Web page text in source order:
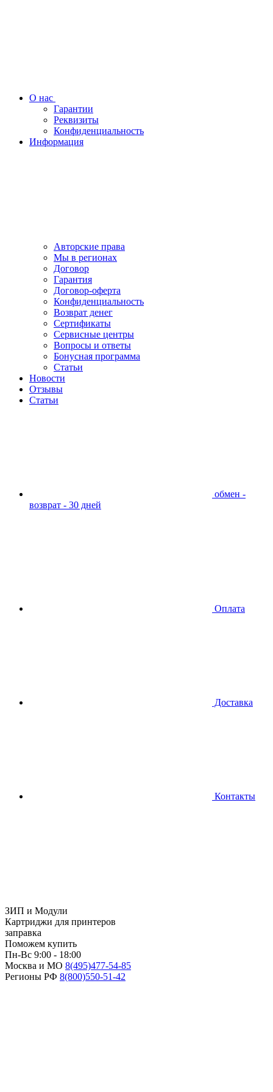
О нас
Гарантии
Реквизиты
Конфиденциальность
Информация
Авторские права
Мы в регионах
Договор
Гарантия
Договор-оферта
Конфиденциальность
Возврат денег
Сертификаты
Сервисные центры
Вопросы и ответы
Бонусная программа
Статьи
Новости
Отзывы
Статьи
обмен -
возврат - 30 дней
Оплата
Доставка
Контакты
ЗИП и Модули
Картриджи для принтеров
заправка
Поможем купить
Пн-Вс 9:00 - 18:00
Москва и МО 8(495)477-54-85
Регионы РФ 8(800)550-51-42